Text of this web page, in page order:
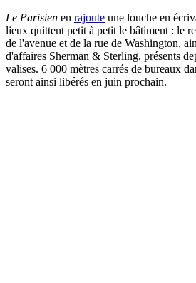
Le Parisien en rajoute une louche en
lieux quittent petit à petit le bâtiment : le
de l'avenue et de la rue de Washington,
d'affaires Sherman & Sterling, présents
valises. 6 000 mètres carrés de bureaux
seront ainsi libérés en juin prochain.